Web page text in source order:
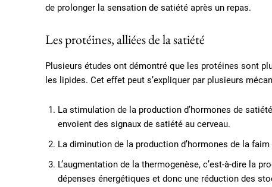
de prolonger la sensation de satiété après un repas.
Les protéines, alliées de la satiété
Plusieurs études ont démontré que les protéines sont
les lipides. Cet effet peut s’expliquer par plusieurs
La stimulation de la production d’hormones de
envoient des signaux de satiété au cerveau.
La diminution de la production d’hormones de la
L’augmentation de la thermogenèse, c’est-à-dire la
dépenses énergétiques et donc une réduction des